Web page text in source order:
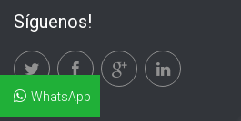
Síguenos!
WhatsApp